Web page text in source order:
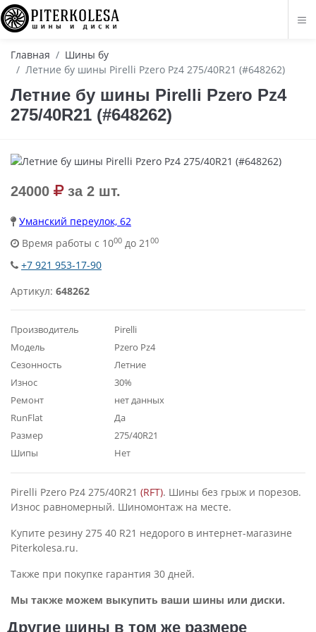
Главная
Шины бу
Летние бу шины Pirelli Pzero Pz4 275/40R21 (#648262)
Летние бу шины Pirelli Pzero Pz4
275/40R21 (#648262)
24000 за 2 шт.
Уманский переулок, 62
Время работы с 1000 до 21 00
+7 921 953-17-90
Артикул: 648262
Производитель
Pirelli
Модель
Pzero Pz4
Сезонность
Летние
Износ
30%
Ремонт
нет данных
RunFlat
Да
Размер
275/40R21
Шипы
Нет
Pirelli Pzero Pz4 275/40R21 (RFT). Шины без грыж и порезов.
Износ равномерный. Шиномонтаж на месте.
Купите резину 275 40 R21 недорого в интернет-магазине
Piterkolesa.ru.
Также при покупке гарантия 30 дней.
Мы также можем выкупить ваши шины или диски.
Другие шины в том же размере